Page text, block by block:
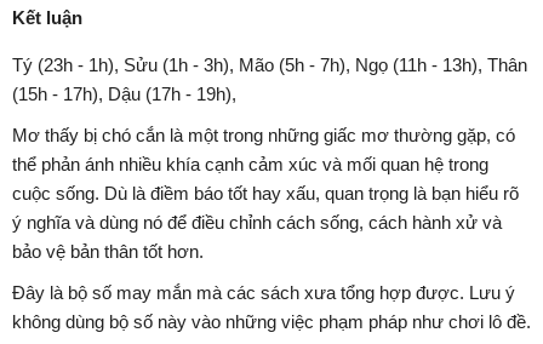
Kết luận
Tý (23h - 1h), Sửu (1h - 3h), Mão (5h - 7h), Ngọ (11h - 13h), Thân
(15h - 17h), Dậu (17h - 19h),
Mơ thấy bị chó cắn là một trong những giấc mơ thường gặp, có
thể phản ánh nhiều khía cạnh cảm xúc và mối quan hệ trong
cuộc sống. Dù là điềm báo tốt hay xấu, quan trọng là bạn hiểu rõ
ý nghĩa và dùng nó để điều chỉnh cách sống, cách hành xử và
bảo vệ bản thân tốt hơn.
Đây là bộ số may mắn mà các sách xưa tổng hợp được. Lưu ý
không dùng bộ số này vào những việc phạm pháp như chơi lô đề.